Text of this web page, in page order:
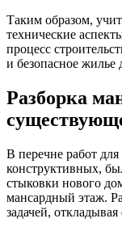
Таким образом,
технические
процесс
и безопасное жилье
Разборка
В перечне работ
конструктивных,
стыковки нового
мансардный этаж.
задачей,